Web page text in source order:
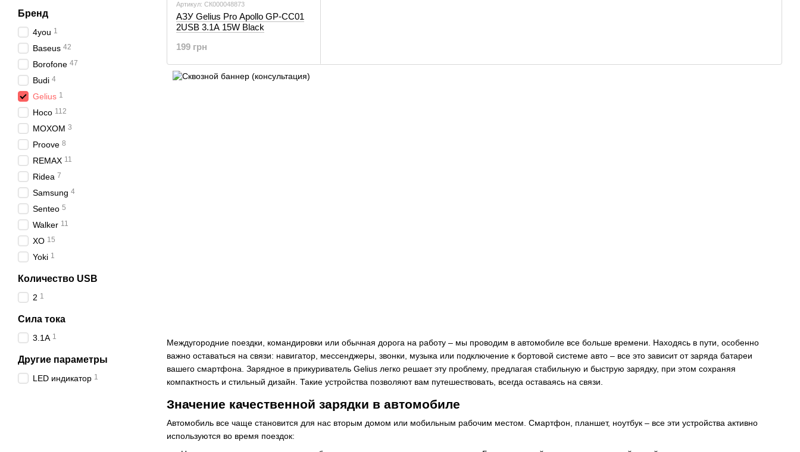
Междугородние поездки, командировки или обычная дорога на работу – мы проводим в автомобиле все больше времени. Находясь в пути, особенно
важно оставаться на связи: навигатор, мессенджеры, звонки, музыка или подключение к бортовой системе авто – все это зависит от заряда батареи
вашего смартфона. Зарядное в прикуриватель Gelius легко решает эту проблему, предлагая стабильную и быструю зарядку, при этом сохраняя
компактность и стильный дизайн. Такие устройства позволяют вам путешествовать, всегда оставаясь на связи.
Значение качественной зарядки в автомобиле
Автомобиль все чаще становится для нас вторым домом или мобильным рабочим местом. Смартфон, планшет, ноутбук – все эти устройства активно
используются во время поездок:
Артикул: СК000048873
АЗУ Gelius Pro Apollo GP-CC01
2USB 3.1A 15W Black
199 грн
Бренд
4you 1
Baseus 42
Borofone 47
Budi 4
Gelius 1
Hoco 112
MOXOM 3
Proove 8
REMAX 11
Ridea 7
Samsung 4
Senteo 5
Walker 11
XO 15
Yoki 1
Количество USB
2 1
Сила тока
3.1A 1
Другие параметры
LED индикатор 1